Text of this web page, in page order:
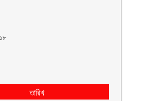
তারিখ